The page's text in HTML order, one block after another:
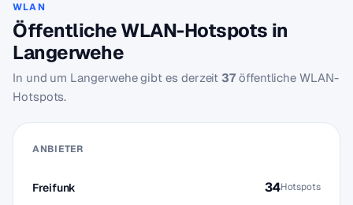
WLAN
Öffentliche WLAN-Hotspots in
Langerwehe
In und um Langerwehe gibt es derzeit37 öffentliche WLAN-
Hotspots.
ANBIETER
Freifunk 34Hotspots